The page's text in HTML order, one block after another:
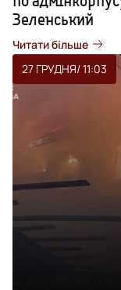
Зеленський
Читати більше
27 ГРУДНЯ/ 11:03